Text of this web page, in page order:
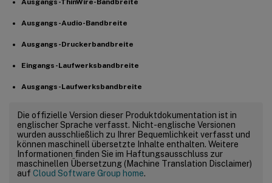
Ausgangs-Audio-Bandbreite
Ausgangs-Druckerbandbreite
Eingangs-Laufwerksbandbreite
Ausgangs-Laufwerksbandbreite
Die offizielle Version dieser Produktdokumentation ist in
englischer Sprache verfasst. Nicht-englische Versionen
wurden ausschließlich zu Ihrer Bequemlichkeit verfasst und
können maschinell übersetzte Inhalte enthalten. Weitere
Informationen finden Sie im Haftungsausschluss zur
maschinellen Übersetzung (Machine Translation Disclaimer)
auf Cloud Software Group home.